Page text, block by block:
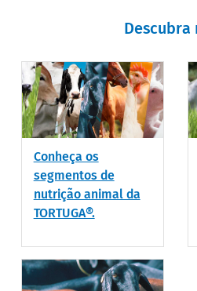
Descubra
Conheça os
segmentos de
nutrição animal da
TORTUGA®.